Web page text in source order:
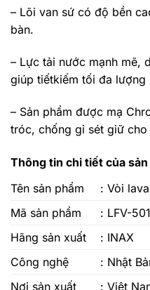
– Lõi van sứ có độ bền
bàn.
– Lực tải nước mạnh mẽ,
giúp tiếtkiếm tối đa lượng
– Sản phẩm được mạ
tróc, chống gỉ sét giữ cho
Thông tin chi tiết của sản
Tên sản phẩm
:Vòi
Mã sản phẩm
: LFV-
Hãng sản xuất
: INAX
Công nghệ
: Nhật
Nơi sản xuất
: Việt